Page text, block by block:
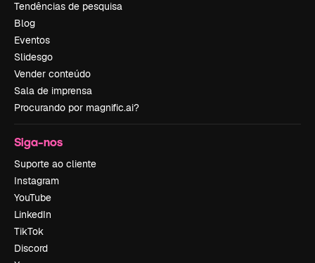
Tendências de pesquisa
Blog
Eventos
Slidesgo
Vender conteúdo
Sala de imprensa
Procurando por magnific.ai?
Siga-nos
Suporte ao cliente
Instagram
YouTube
LinkedIn
TikTok
Discord